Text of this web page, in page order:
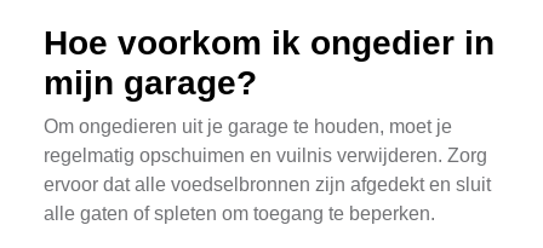
Hoe voorkom ik ongedier in
mijn garage?
Om ongedieren uit je garage te houden, moet je
regelmatig opschuimen en vuilnis verwijderen. Zorg
ervoor dat alle voedselbronnen zijn afgedekt en sluit
alle gaten of spleten om toegang te beperken.